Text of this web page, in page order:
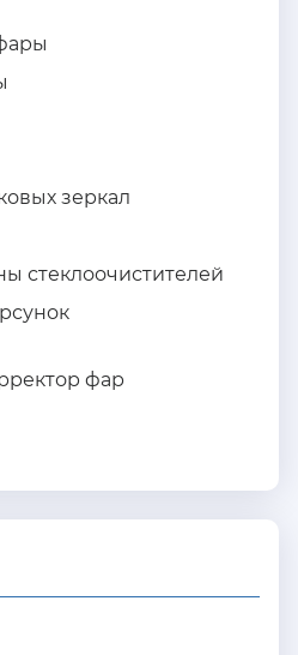
зеркал
стеклоочистителей
фар